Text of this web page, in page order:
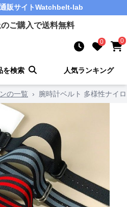
販サイトWatchbelt-lab
ご購入で送料無料
0 0
を検索 人気ランキング
の一覧 › 腕時計ベルト 多様性ナイ